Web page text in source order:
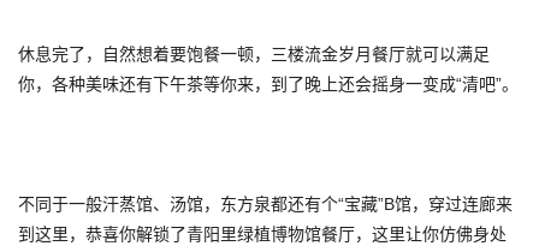
休息完了，自然想着要饱餐一顿，三楼流金岁月餐厅就可以满足
你，各种美味还有下午茶等你来，到了晚上还会摇身一变成“清吧”。
不同于一般汗蒸馆、汤馆，东方泉都还有个“宝藏”B馆，穿过连廊来
到这里，恭喜你解锁了青阳里绿植博物馆餐厅，这里让你仿佛身处